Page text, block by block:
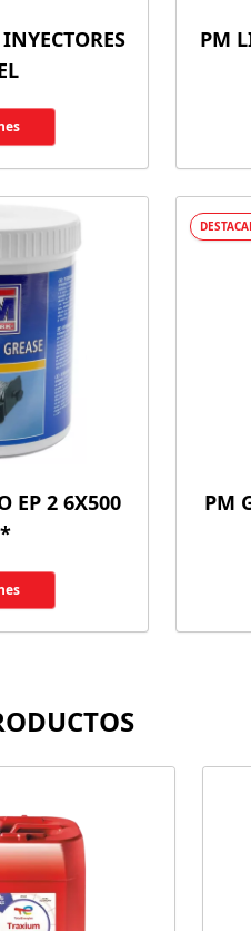
PM
EP 2 6X500
PM